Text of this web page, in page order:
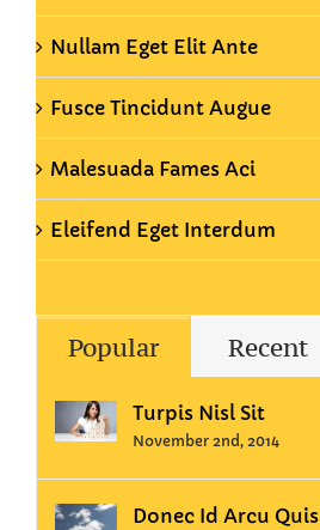
Nullam Eget Elit Ante
Fusce Tincidunt Augue
Malesuada Fames Aci
Eleifend Eget Interdum
Popular Recent
Turpis Nisl Sit
November 2nd, 2014
Donec Id Arcu Quis